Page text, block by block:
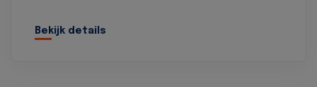
Bekijk details